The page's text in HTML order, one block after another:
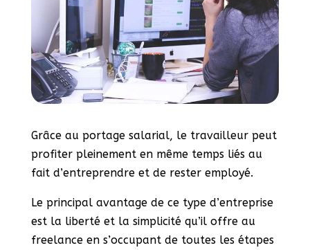
Grâce au portage salarial, le travailleur peut
profiter pleinement en même temps liés au
fait d’entreprendre et de rester employé.
Le principal avantage de ce type d’entreprise
est la liberté et la simplicité qu’il offre au
freelance en s’occupant de toutes les étapes